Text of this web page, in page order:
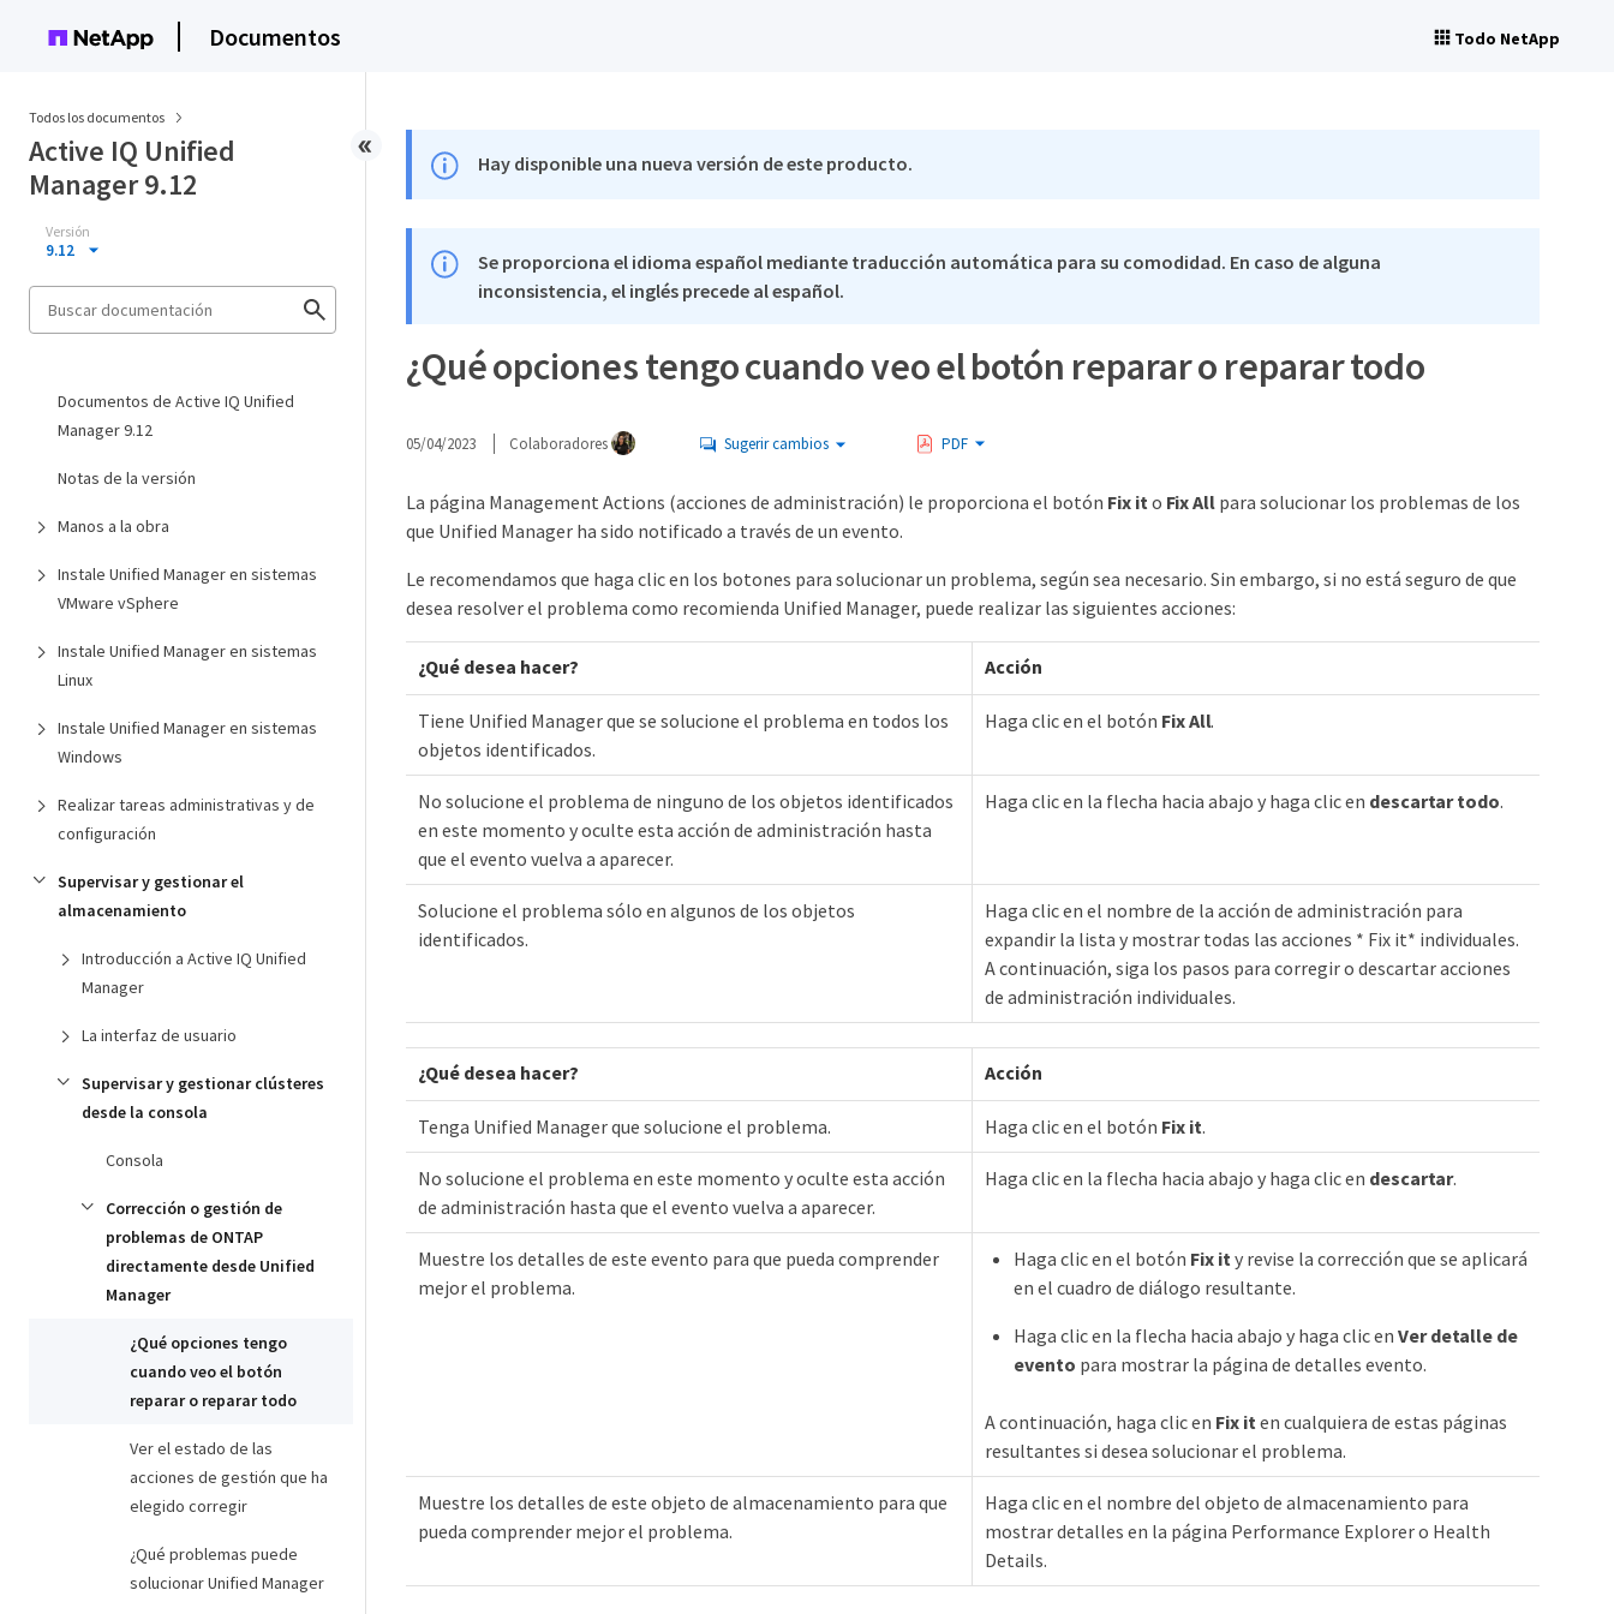
Documentos Todo NetApp
Todos los documentos
Active IQ Unified
Manager 9.12
Versión
9.12
Documentos de Active IQ Unified
Manager 9.12
Notas de la versión
Manos a la obra
Instale Unified Manager en sistemas
VMware vSphere
Instale Unified Manager en sistemas
Linux
Instale Unified Manager en sistemas
Windows
Realizar tareas administrativas y de
configuración
Supervisar y gestionar el
almacenamiento
Introducción a Active IQ Unified
Manager
La interfaz de usuario
Supervisar y gestionar clústeres
desde la consola
Consola
Corrección o gestión de
problemas de ONTAP
directamente desde Unified
Manager
¿Qué opciones tengo
cuando veo el botón
reparar o reparar todo
Ver el estado de las
acciones de gestión que ha
elegido corregir
¿Qué problemas puede
solucionar Unified Manager
Hay disponible una nueva versión de este producto.
Se proporciona el idioma español mediante traducción automática para su comodidad. En caso de alguna
inconsistencia, el inglés precede al español.
¿Qué opciones tengo cuando veo el botón reparar o reparar todo
05/04/2023 Colaboradores Sugerir cambios PDF
La página Management Actions (acciones de administración) le proporciona el botón Fix ito Fix Allpara solucionar los problemas de los
que Unified Manager ha sido notificado a través de un evento.
Le recomendamos que haga clic en los botones para solucionar un problema, según sea necesario. Sin embargo, si no está seguro de que
desea resolver el problema como recomienda Unified Manager, puede realizar las siguientes acciones:
¿Qué desea hacer? Acción
Tiene Unified Manager que se solucione el problema en todos los
objetos identificados.
Haga clic en el botón Fix All.
No solucione el problema de ninguno de los objetos identificados
en este momento y oculte esta acción de administración hasta
que el evento vuelva a aparecer.
Haga clic en la flecha hacia abajo y haga clic en descartar todo.
Solucione el problema sólo en algunos de los objetos
identificados.
Haga clic en el nombre de la acción de administración para
expandir la lista y mostrar todas las acciones * Fix it* individuales.
A continuación, siga los pasos para corregir o descartar acciones
de administración individuales.
¿Qué desea hacer? Acción
Tenga Unified Manager que solucione el problema. Haga clic en el botón Fix it.
No solucione el problema en este momento y oculte esta acción
de administración hasta que el evento vuelva a aparecer.
Haga clic en la flecha hacia abajo y haga clic en descartar.
Muestre los detalles de este evento para que pueda comprender
mejor el problema.
Haga clic en el botón Fix ity revise la corrección que se aplicará
en el cuadro de diálogo resultante.
Haga clic en la flecha hacia abajo y haga clic en Ver detalle de
evento para mostrar la página de detalles evento.
A continuación, haga clic en Fix iten cualquiera de estas páginas
resultantes si desea solucionar el problema.
Muestre los detalles de este objeto de almacenamiento para que
pueda comprender mejor el problema.
Haga clic en el nombre del objeto de almacenamiento para
mostrar detalles en la página Performance Explorer o Health
Details.